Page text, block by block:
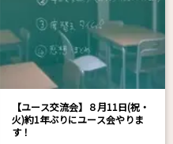
【ユース交流会】８月11日(祝・
火)約1年ぶりにユース会やりま
す！